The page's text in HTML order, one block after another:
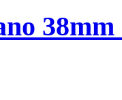
38mm